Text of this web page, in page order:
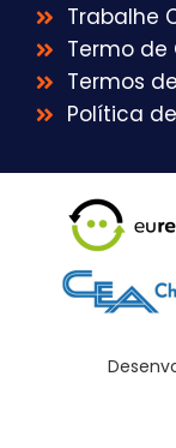
Trabalhe
Termo de
Termos
Política